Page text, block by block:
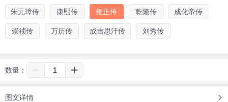
朱元璋传 康熙传 雍正传 乾隆传 成化帝传
崇祯传 万历传 成吉思汗传 刘秀传
数量：
图文详情